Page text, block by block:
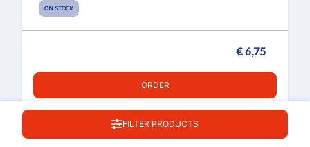
FILTER PRODUCTS
ON STOCK
€ 6,75
ORDER